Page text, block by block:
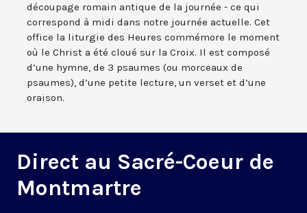
découpage romain antique de la journée - ce qui
correspond à midi dans notre journée actuelle. Cet
office la liturgie des Heures commémore le moment
où le Christ a été cloué sur la Croix. Il est composé
d’une hymne, de 3 psaumes (ou morceaux de
psaumes), d’une petite lecture, un verset et d’une
oraison.
Direct au Sacré-Coeur de
Montmartre